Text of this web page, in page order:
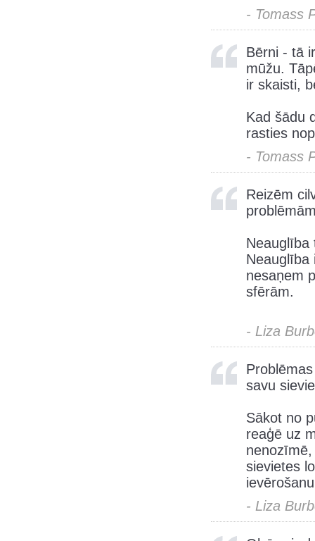
- Tomass
Bērni - tā
mūžu.
ir skaisti,
Kad šādu
rasties
- Tomass
Reizēm
Neauglība
Neauglība
nesaņem
sfērām.
- Liza
savu
Sākot no
reaģē uz
sievietes
- Liza